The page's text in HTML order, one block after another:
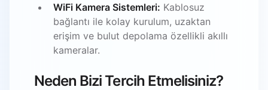
WiFi Kamera Sistemleri: Kablosuz
bağlantı ile kolay kurulum, uzaktan
erişim ve bulut depolama özellikli akıllı
kameralar.
Neden Bizi Tercih Etmelisiniz?